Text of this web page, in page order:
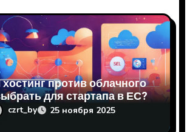
против облачного
для стартапа в ЕС?
czrt_by 25 ноября 2025